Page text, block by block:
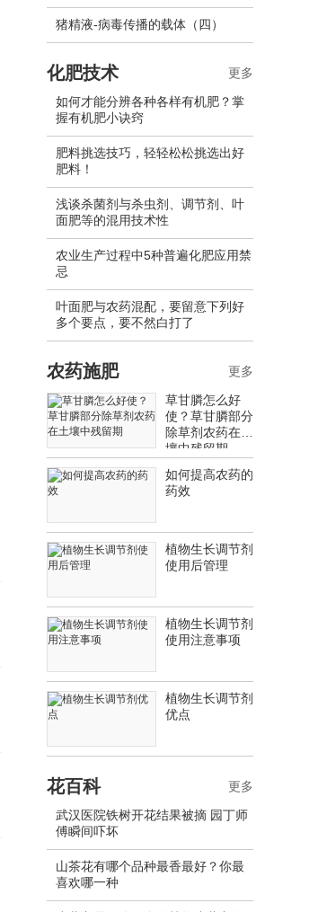
猪精液-病毒传播的载体（四）
化肥技术
如何才能分辨各种各样有机肥？掌
握有机肥小诀窍
肥料挑选技巧，轻轻松松挑选出好
肥料！
浅谈杀菌剂与杀虫剂、调节剂、叶
面肥等的混用技术性
农业生产过程中5种普遍化肥应用禁
忌
叶面肥与农药混配，要留意下列好
多个要点，要不然白打了
更多
农药施肥
草甘膦怎么好
使？草甘膦部分
除草剂农药在土
壤中残留期
如何提高农药的
药效
植物生长调节剂
使用后管理
植物生长调节剂
使用注意事项
植物生长调节剂
优点
更多
花百科
武汉医院铁树开花结果被摘 园丁师
傅瞬间吓坏
山茶花有哪个品种最香最好？你最
喜欢哪一种
更多